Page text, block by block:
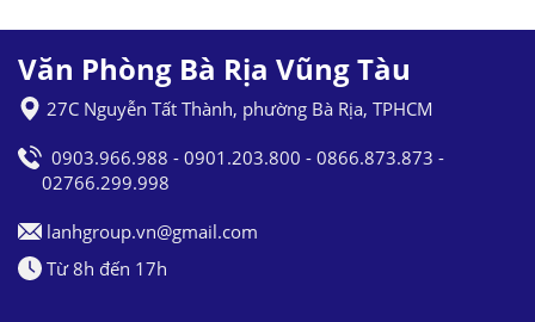
Văn Phòng Bà Rịa Vũng Tàu
27C Nguyễn Tất Thành, phường Bà Rịa, TPHCM
0903.966.988 - 0901.203.800 - 0866.873.873 -
02766.299.998
lanhgroup.vn@gmail.com
Từ 8h đến 17h